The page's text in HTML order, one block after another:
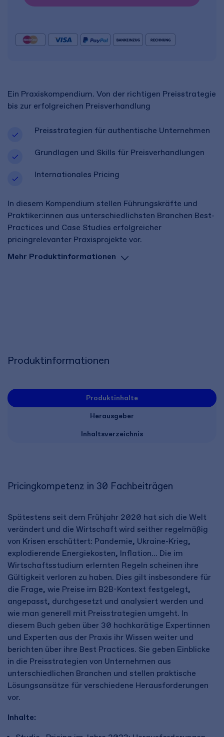
Ein Praxiskompendium. Von der richtigen Preisstrategie
bis zur erfolgreichen Preisverhandlung
Preisstrategien für authentische Unternehmen
Grundlagen und Skills für Preisverhandlungen
Internationales Pricing
In diesem Kompendium stellen Führungskräfte und
Praktiker:innen aus unterschiedlichsten Branchen Best-
Practices und Case Studies erfolgreicher
pricingrelevanter Praxisprojekte vor.
Mehr Produktinformationen
Produktinformationen
Produktinhalte
Herausgeber
Inhaltsverzeichnis
Pricingkompetenz in 30 Fachbeiträgen
Spätestens seit dem Frühjahr 2020 hat sich die Welt
verändert und die Wirtschaft wird seither regelmäßig
von Krisen erschüttert: Pandemie, Ukraine-Krieg,
explodierende Energiekosten, Inflation... Die im
Wirtschaftsstudium erlernten Regeln scheinen ihre
Gültigkeit verloren zu haben. Dies gilt insbesondere für
die Frage, wie Preise im B2B-Kontext festgelegt,
angepasst, durchgesetzt und analysiert werden und
wie man generell mit Preisstrategien umgeht. In
diesem Buch geben über 30 hochkarätige Expertinnen
und Experten aus der Praxis ihr Wissen weiter und
berichten über ihre Best Practices. Sie geben Einblicke
in die Preisstrategien von Unternehmen aus
unterschiedlichen Branchen und stellen praktische
Lösungsansätze für verschiedene Herausforderungen
vor.
Inhalte: